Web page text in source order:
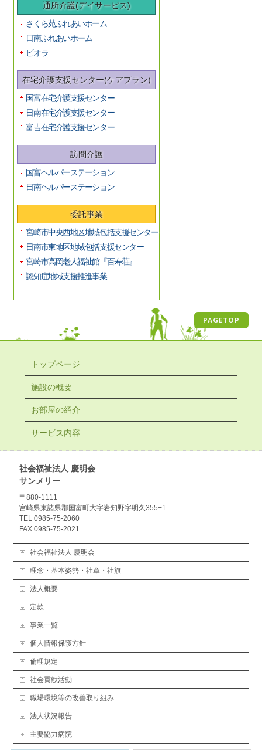
通所介護(デイサービス)
さくら苑ふれあいホーム
日南ふれあいホーム
ビオラ
在宅介護支援センター(ケアプラン)
国富在宅介護支援センター
日南在宅介護支援センター
富吉在宅介護支援センター
訪問介護
国富ヘルパーステーション
日南ヘルパーステーション
委託事業
宮崎市中央西地区地域包括支援センター
日南市東地区地域包括支援センター
宮崎市高岡老人福祉館『百寿荘』
認知症地域支援推進事業
PAGETOP
トップページ
施設の概要
お部屋の紹介
サービス内容
社会福祉法人 慶明会
サンメリー
〒880-1111
宮崎県東諸県郡国富町大字岩知野字明久355−1
TEL 0985-75-2060
FAX 0985-75-2021
社会福祉法人 慶明会
理念・基本姿勢・社章・社旗
法人概要
定款
事業一覧
個人情報保護方針
倫理規定
社会貢献活動
職場環境等の改善取り組み
法人状況報告
主要協力病院